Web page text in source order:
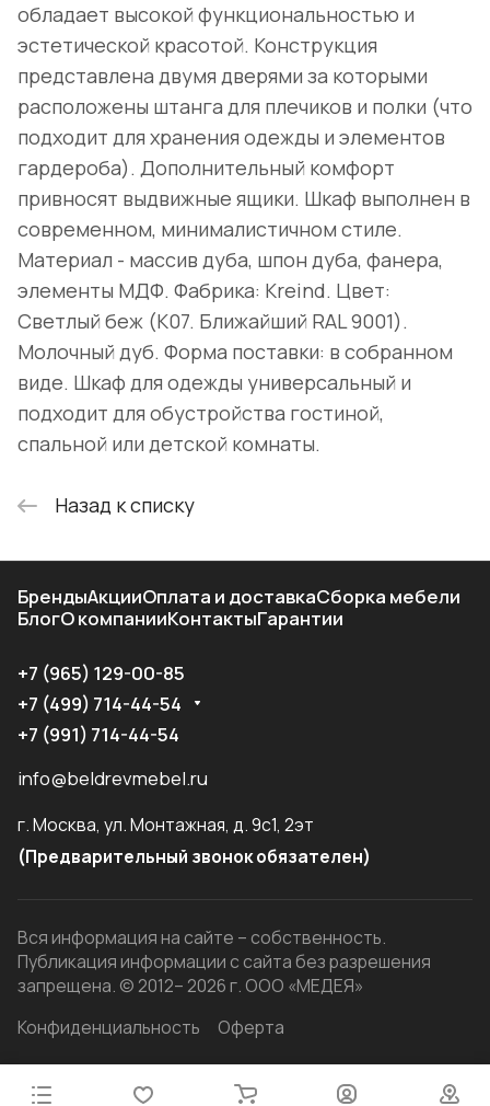
обладает высокой функциональностью и
эстетической красотой. Конструкция
представлена двумя дверями за которыми
расположены штанга для плечиков и полки (что
подходит для хранения одежды и элементов
гардероба). Дополнительный комфорт
привносят выдвижные ящики. Шкаф выполнен в
современном, минималистичном стиле.
Материал - массив дуба, шпон дуба, фанера,
элементы МДФ. Фабрика: Kreind. Цвет:
Светлый беж (K07. Ближайший RAL 9001).
Молочный дуб. Форма поставки: в собранном
виде. Шкаф для одежды универсальный и
подходит для обустройства гостиной,
спальной или детской комнаты.
Назад к списку
БрендыАкцииОплата и доставкаСборка мебели
БлогО компанииКонтактыГарантии
+7 (965) 129-00-85
+7 (499) 714-44-54
+7 (991) 714-44-54
info@beldrevmebel.ru
г. Москва, ул. Монтажная, д. 9с1, 2эт
(Предварительный звонок обязателен)
Вся информация на сайте – собственность.
Публикация информации с сайта без разрешения
запрещена. © 2012– 2026 г. ООО «МЕДЕЯ»
Конфиденциальность
Оферта